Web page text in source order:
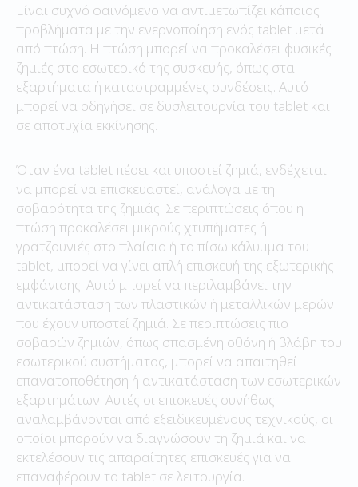
Είναι συχνό φαινόμενο να αντιμετωπίζει κάποιος
προβλήματα με την ενεργοποίηση ενός tablet μετά
από πτώση. Η πτώση μπορεί να προκαλέσει φυσικές
ζημιές στο εσωτερικό της συσκευής, όπως στα
εξαρτήματα ή καταστραμμένες συνδέσεις. Αυτό
μπορεί να οδηγήσει σε δυσλειτουργία του tablet και
σε αποτυχία εκκίνησης.
Όταν ένα tablet πέσει και υποστεί ζημιά, ενδέχεται
να μπορεί να επισκευαστεί, ανάλογα με τη
σοβαρότητα της ζημιάς. Σε περιπτώσεις όπου η
πτώση προκαλέσει μικρούς χτυπήματες ή
γρατζουνιές στο πλαίσιο ή το πίσω κάλυμμα του
tablet, μπορεί να γίνει απλή επισκευή της εξωτερικής
εμφάνισης. Αυτό μπορεί να περιλαμβάνει την
αντικατάσταση των πλαστικών ή μεταλλικών μερών
που έχουν υποστεί ζημιά. Σε περιπτώσεις πιο
σοβαρών ζημιών, όπως σπασμένη οθόνη ή βλάβη του
εσωτερικού συστήματος, μπορεί να απαιτηθεί
επανατοποθέτηση ή αντικατάσταση των εσωτερικών
εξαρτημάτων. Αυτές οι επισκευές συνήθως
αναλαμβάνονται από εξειδικευμένους τεχνικούς, οι
οποίοι μπορούν να διαγνώσουν τη ζημιά και να
εκτελέσουν τις απαραίτητες επισκευές για να
επαναφέρουν το tablet σε λειτουργία.